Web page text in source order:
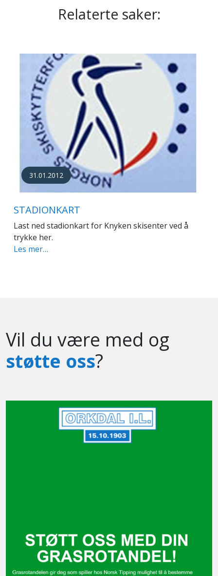
Relaterte saker:
31.01.2012
STADIONKART
Last ned stadionkart for Knyken skisenter ved å
trykke her.
Les mer…
Vil du være med og
støtte oss?